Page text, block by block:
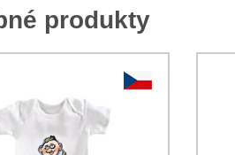
produkty